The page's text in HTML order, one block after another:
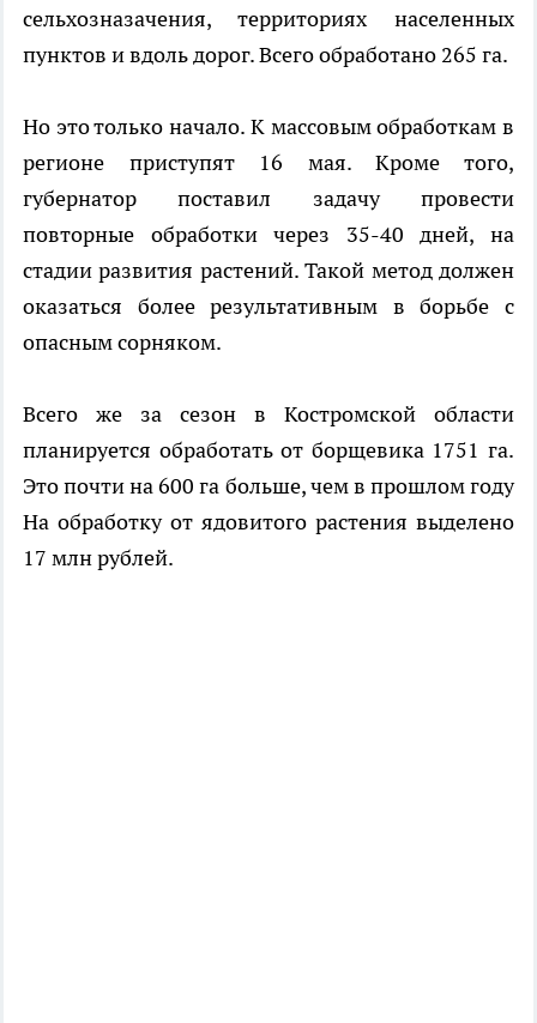
сельхозназачения, территориях населенных
пунктов и вдоль дорог. Всего обработано 265 га.
Но это только начало. К массовым обработкам в
регионе приступят 16 мая. Кроме того,
губернатор поставил задачу провести
повторные обработки через 35-40 дней, на
стадии развития растений. Такой метод должен
оказаться более результативным в борьбе с
опасным сорняком.
Всего же за сезон в Костромской области
планируется обработать от борщевика 1751 га.
Это почти на 600 га больше, чем в прошлом году
На обработку от ядовитого растения выделено
17 млн рублей.